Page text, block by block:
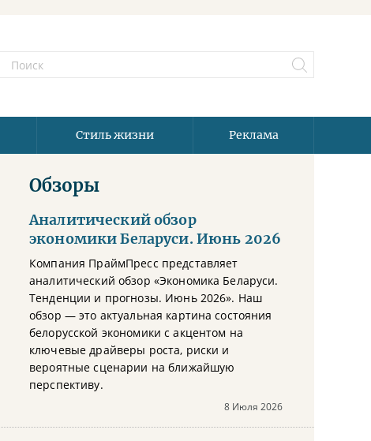
Стиль жизни Реклама
Обзоры
Аналитический обзор
экономики Беларуси. Июнь 2026
Компания ПраймПресс представляет
аналитический обзор «Экономика Беларуси.
Тенденции и прогнозы. Июнь 2026». Наш
обзор — это актуальная картина состояния
белорусской экономики с акцентом на
ключевые драйверы роста, риски и
вероятные сценарии на ближайшую
перспективу.
8 Июля 2026